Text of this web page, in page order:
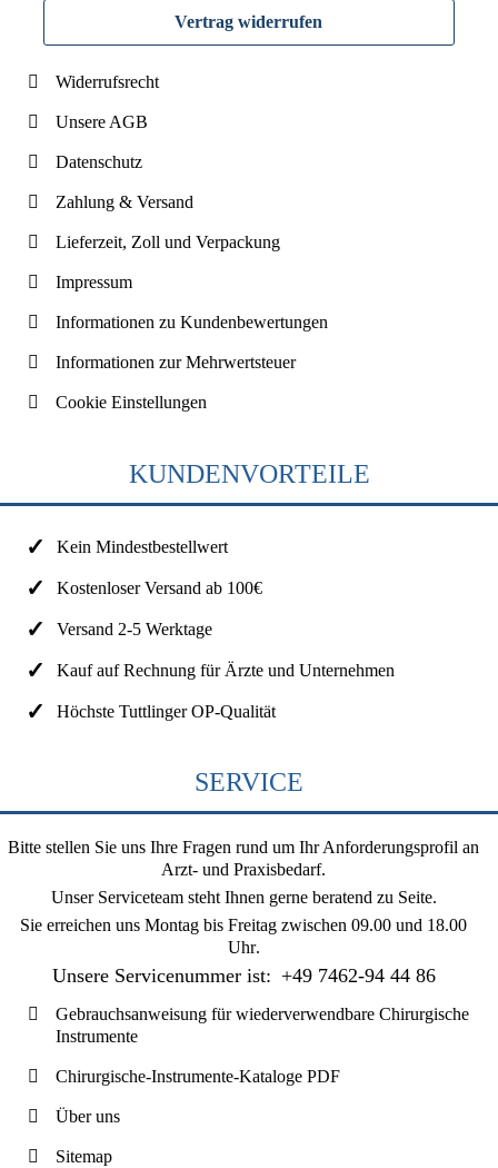
Vertrag widerrufen
Widerrufsrecht
Unsere AGB
Datenschutz
Zahlung & Versand
Lieferzeit, Zoll und Verpackung
Impressum
Informationen zu Kundenbewertungen
Informationen zur Mehrwertsteuer
Cookie Einstellungen
KUNDENVORTEILE
Kein Mindestbestellwert
Kostenloser Versand ab 100€
Versand 2-5 Werktage
Kauf auf Rechnung für Ärzte und Unternehmen
Höchste Tuttlinger OP-Qualität
SERVICE
Bitte stellen Sie uns Ihre Fragen rund um Ihr Anforderungsprofil an
Arzt- und Praxisbedarf.
Unser Serviceteam steht Ihnen gerne beratend zu Seite.
Sie erreichen uns Montag bis Freitag zwischen 09.00 und 18.00
Uhr.
Unsere Servicenummer ist: +49 7462-94 44 86
Gebrauchsanweisung für wiederverwendbare Chirurgische
Instrumente
Chirurgische-Instrumente-Kataloge PDF
Über uns
Sitemap